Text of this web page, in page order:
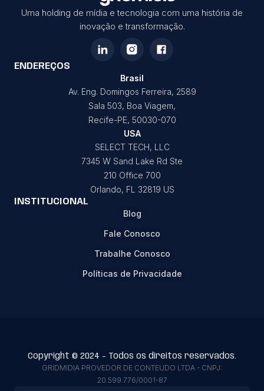
Uma holding de mídia e tecnologia com uma história de
inovação e transformação.
ENDEREÇOS
Brasil
Av. Eng. Domingos Ferreira, 2589
Sala 503, Boa Viagem,
Recife-PE, 50030-070
USA
SELECT TECH, LLC
7345 W Sand Lake Rd Ste
210 Office 700
Orlando, FL 32819 US
INSTITUCIONAL
Blog
Fale Conosco
Trabalhe Conosco
Políticas de Privacidade
Copyright © 2024 - Todos os direitos reservados.
GRIDMIDIA PROVEDOR DE CONTEUDO LTDA - CNPJ:
20.599.776/0001-87